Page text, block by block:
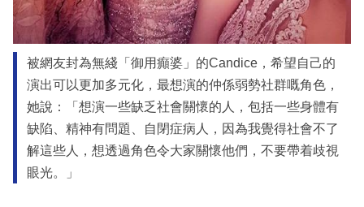
被網友封為無綫「御用癲婆」的Candice，希望自己的
演出可以更加多元化，最想演的仲係弱勢社群嘅角色，
她說：「想演一些缺乏社會關懷的人，包括一些身體有
缺陷、精神有問題、自閉症病人，因為我覺得社會不了
解這些人，想透過角色令大家關懷他們，不要帶着歧視
眼光。」